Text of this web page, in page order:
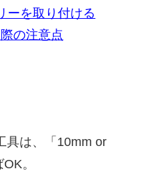
ーを取り付ける
の注意点
具は、「10mm or
。